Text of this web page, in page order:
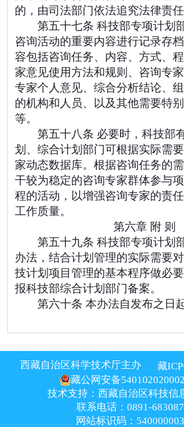
的，由司法部门依法追究法律责任
第五十七条 科技部专项计划
咨询活动的重要内容进行记录存
容包括咨询任务、内容、方式、
家意见使用方法和规则、咨询专
专家个人意见、综合分析结论、
的机构和人员、以及其他需要特
等。
第五十八条 必要时，科技部
划、综合计划部门可根据实际需
家动态数据库。根据咨询任务的
干较为稳定的咨询专家群体参与
程的活动，以增强咨询专家的责
工作质量。
第六章 附 则
第五十九条 科技部专项计划
办法，结合计划管理的实际需要
技计划项目管理的基本程序做必
报科技部综合计划部门备案。
第六十条 本办法自发布之日起
西藏自治区科学技术厅主办
藏
藏公网安备
技术支持：西藏自治区科技信
联系电话：0891-
网站标识码：